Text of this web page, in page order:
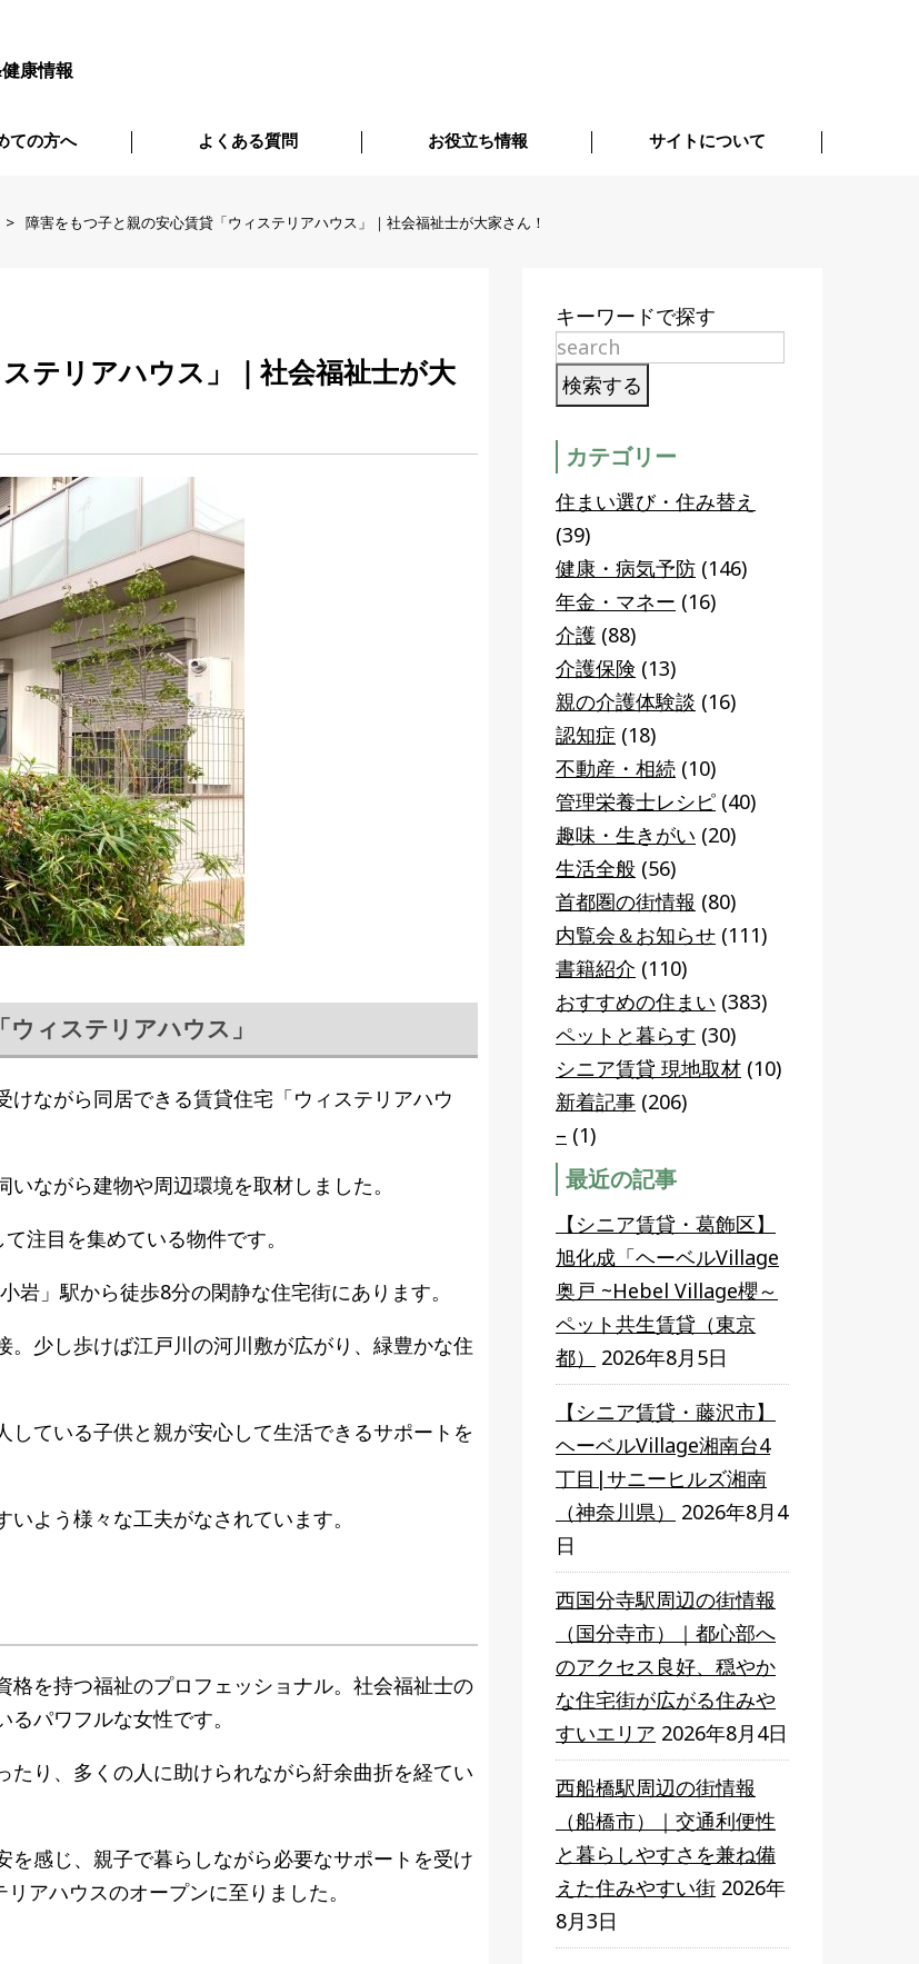
康情報
ての方へ よくある質問 お役立ち情報 サイトについて
障害をもつ子と親の安心賃貸「ウィステリアハウス」｜社会福祉士が大家さん！
テリアハウス」｜社会福祉士が大
ィステリアハウス」
ながら同居できる賃貸住宅「ウィステリアハウ
ながら建物や周辺環境を取材しました。
注目を集めている物件です。
」駅から徒歩8分の閑静な住宅街にあります。
少し歩けば江戸川の河川敷が広がり、緑豊かな住
ている子供と親が安心して生活できるサポートを
よう様々な工夫がなされています。
を持つ福祉のプロフェッショナル。社会福祉士の
パワフルな女性です。
り、多くの人に助けられながら紆余曲折を経てい
を感じ、親子で暮らしながら必要なサポートを受け
アハウスのオープンに至りました。
キーワードで探す
カテゴリー
住まい選び・住み替え
(39)
健康・病気予防 (146)
年金・マネー (16)
介護 (88)
介護保険 (13)
親の介護体験談 (16)
認知症 (18)
不動産・相続 (10)
管理栄養士レシピ (40)
趣味・生きがい (20)
生活全般 (56)
首都圏の街情報 (80)
内覧会＆お知らせ (111)
書籍紹介 (110)
おすすめの住まい (383)
ペットと暮らす (30)
シニア賃貸 現地取材 (10)
新着記事 (206)
– (1)
最近の記事
【シニア賃貸・葛飾区】
旭化成「ヘーベルVillage
奥戸 ~Hebel Village櫻～
ペット共生賃貸（東京
都）
2026年8月5日
【シニア賃貸・藤沢市】
ヘーベルVillage湘南台4
丁目|サニーヒルズ湘南
（神奈川県）
2026年8月4
日
西国分寺駅周辺の街情報
（国分寺市）｜都心部へ
のアクセス良好、穏やか
な住宅街が広がる住みや
すいエリア 2026年8月4日
西船橋駅周辺の街情報
（船橋市）｜交通利便性
と暮らしやすさを兼ね備
えた住みやすい街 2026年
8月3日